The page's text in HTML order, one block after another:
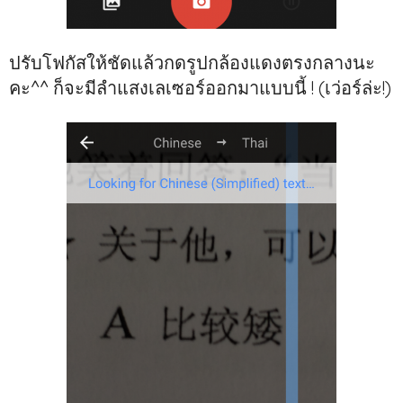
ปรับโฟกัสให้ชัดแล้วกดรูปกล้องแดงตรงกลางนะ
คะ^^ ก็จะมีลำแสงเลเซอร์ออกมาแบบนี้ ! (เว่อร์ล่ะ!)